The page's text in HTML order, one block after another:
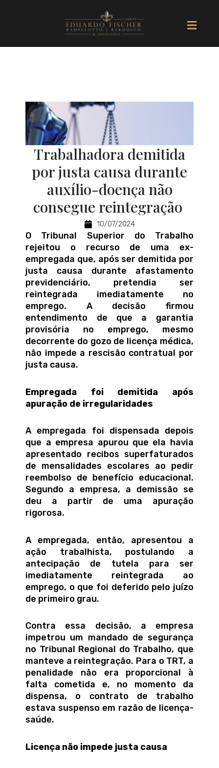
Trabalhadora demitida
por justa causa durante
auxílio-doença não
consegue reintegração
10/07/2024
O Tribunal Superior do Trabalho
rejeitou o recurso de uma ex-
empregada que, após ser demitida por
justa causa durante afastamento
previdenciário, pretendia ser
reintegrada imediatamente no
emprego. A decisão firmou
entendimento de que a garantia
provisória no emprego, mesmo
decorrente do gozo de licença médica,
não impede a rescisão contratual por
justa causa.
Empregada foi demitida após
apuração de irregularidades
A empregada foi dispensada depois
que a empresa apurou que ela havia
apresentado recibos superfaturados
de mensalidades escolares ao pedir
reembolso de benefício educacional.
Segundo a empresa, a demissão se
deu a partir de uma apuração
rigorosa.
A empregada, então, apresentou a
ação trabalhista, postulando a
antecipação de tutela para ser
imediatamente reintegrada ao
emprego, o que foi deferido pelo juízo
de primeiro grau.
Contra essa decisão, a empresa
impetrou um mandado de segurança
no Tribunal Regional do Trabalho, que
manteve a reintegração. Para o TRT, a
penalidade não era proporcional à
falta cometida e, no momento da
dispensa, o contrato de trabalho
estava suspenso em razão de licença-
saúde.
Licença não impede justa causa